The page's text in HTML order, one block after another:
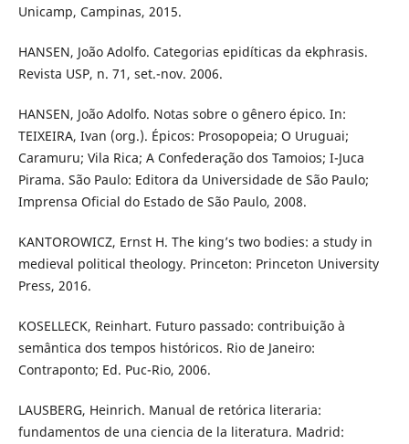
Unicamp, Campinas, 2015.
HANSEN, João Adolfo. Categorias epidíticas da ekphrasis.
Revista USP, n. 71, set.-nov. 2006.
HANSEN, João Adolfo. Notas sobre o gênero épico. In:
TEIXEIRA, Ivan (org.). Épicos: Prosopopeia; O Uruguai;
Caramuru; Vila Rica; A Confederação dos Tamoios; I-Juca
Pirama. São Paulo: Editora da Universidade de São Paulo;
Imprensa Oficial do Estado de São Paulo, 2008.
KANTOROWICZ, Ernst H. The king’s two bodies: a study in
medieval political theology. Princeton: Princeton University
Press, 2016.
KOSELLECK, Reinhart. Futuro passado: contribuição à
semântica dos tempos históricos. Rio de Janeiro:
Contraponto; Ed. Puc-Rio, 2006.
LAUSBERG, Heinrich. Manual de retórica literaria:
fundamentos de una ciencia de la literatura. Madrid: